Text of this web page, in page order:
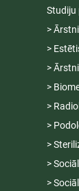
Studiju
>
>
>
>
>
>
>
>
>